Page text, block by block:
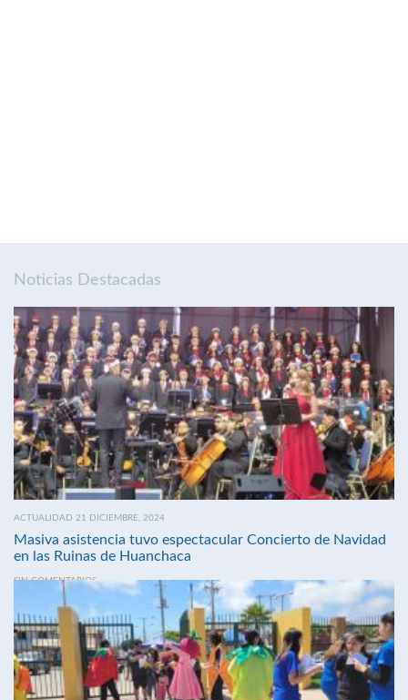
Noticias Destacadas
ACTUALIDAD 21 DICIEMBRE, 2024
Masiva asistencia tuvo espectacular Concierto de Navidad
en las Ruinas de Huanchaca
SIN COMENTARIOS